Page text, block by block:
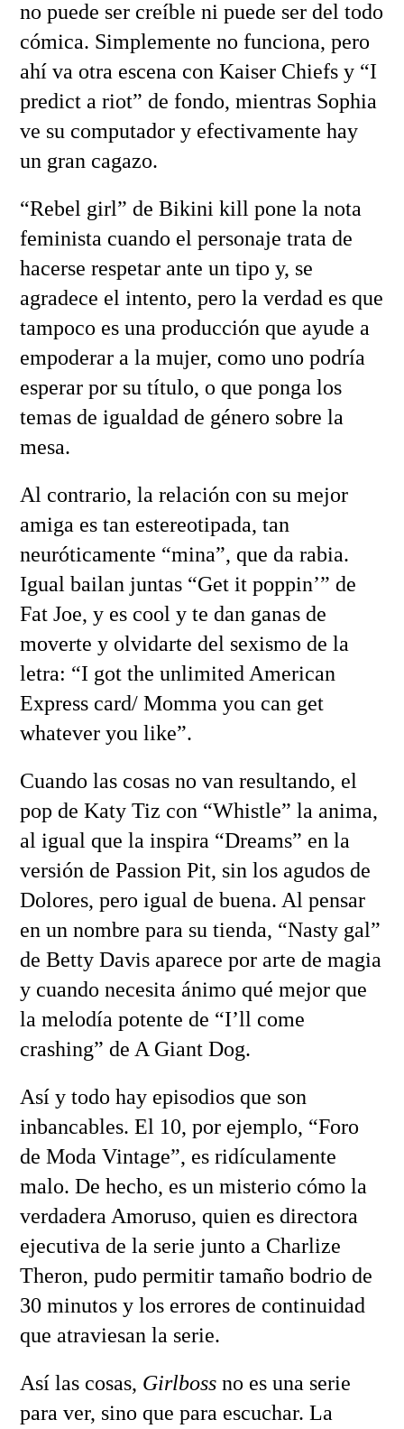
no puede ser creíble ni puede ser del todo
cómica. Simplemente no funciona, pero
ahí va otra escena con Kaiser Chiefs y “I
predict a riot” de fondo, mientras Sophia
ve su computador y efectivamente hay
un gran cagazo.
“Rebel girl” de Bikini kill pone la nota
feminista cuando el personaje trata de
hacerse respetar ante un tipo y, se
agradece el intento, pero la verdad es que
tampoco es una producción que ayude a
empoderar a la mujer, como uno podría
esperar por su título, o que ponga los
temas de igualdad de género sobre la
mesa.
Al contrario, la relación con su mejor
amiga es tan estereotipada, tan
neuróticamente “mina”, que da rabia.
Igual bailan juntas “Get it poppin’” de
Fat Joe, y es cool y te dan ganas de
moverte y olvidarte del sexismo de la
letra: “I got the unlimited American
Express card/ Momma you can get
whatever you like”.
Cuando las cosas no van resultando, el
pop de Katy Tiz con “Whistle” la anima,
al igual que la inspira “Dreams” en la
versión de Passion Pit, sin los agudos de
Dolores, pero igual de buena. Al pensar
en un nombre para su tienda, “Nasty gal”
de Betty Davis aparece por arte de magia
y cuando necesita ánimo qué mejor que
la melodía potente de “I’ll come
crashing” de A Giant Dog.
Así y todo hay episodios que son
inbancables. El 10, por ejemplo, “Foro
de Moda Vintage”, es ridículamente
malo. De hecho, es un misterio cómo la
verdadera Amoruso, quien es directora
ejecutiva de la serie junto a Charlize
Theron, pudo permitir tamaño bodrio de
30 minutos y los errores de continuidad
que atraviesan la serie.
Así las cosas, Girlbossno es una serie
para ver, sino que para escuchar. La